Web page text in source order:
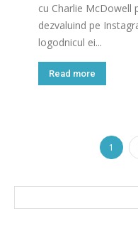
cu Charlie McDowell
dezvaluind pe
logodnicul ei...
Read more
1